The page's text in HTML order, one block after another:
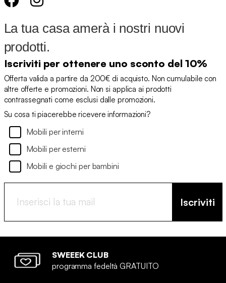
La tua casa amerà i nostri nuovi
prodotti.
Iscriviti per ottenere uno sconto del 10%
Offerta valida a partire da 200€ di acquisto. Non cumulabile con
altre offerte e promozioni. Non si applica ai prodotti
contrassegnati come esclusi dalle promozioni.
Su cosa ti piacerebbe ricevere informazioni?
Mobili per interni
Mobili per esterni
Mobili e giochi per bambini
Iscriviti
SWEEEK CLUB
programma fedeltà GRATUITO